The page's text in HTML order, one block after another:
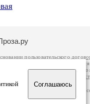
Соглашаюсь
пользовательского
к которому вы можете
Российской Федерации. Данные
о портале связаться с
страниц по данным счетчика